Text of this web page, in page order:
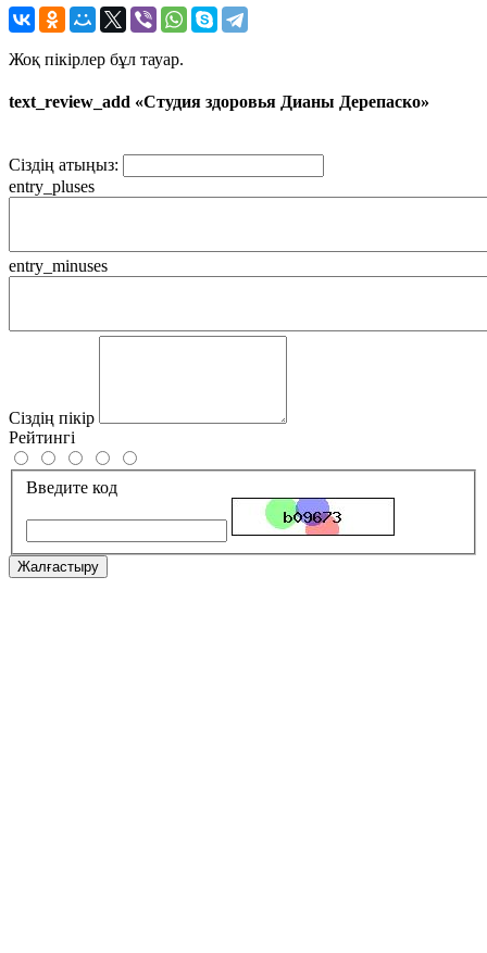
Жоқ пікірлер бұл тауар.
text_review_add «Студия здоровья Дианы Дерепаско»
Сіздің атыңыз:
entry_pluses
entry_minuses
Сіздің пікір
Рейтингі
Введите код
Жалғастыру